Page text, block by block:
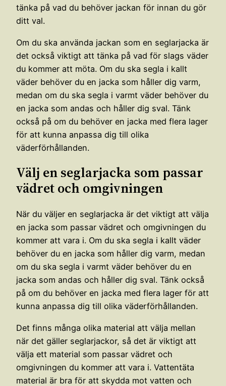
tänka på vad du behöver jackan för innan du gör
ditt val.
Om du ska använda jackan som en seglarjacka är
det också viktigt att tänka på vad för slags väder
du kommer att möta. Om du ska segla i kallt
väder behöver du en jacka som håller dig varm,
medan om du ska segla i varmt väder behöver du
en jacka som andas och håller dig sval. Tänk
också på om du behöver en jacka med flera lager
för att kunna anpassa dig till olika
väderförhållanden.
Välj en seglarjacka som passar
vädret och omgivningen
När du väljer en seglarjacka är det viktigt att välja
en jacka som passar vädret och omgivningen du
kommer att vara i. Om du ska segla i kallt väder
behöver du en jacka som håller dig varm, medan
om du ska segla i varmt väder behöver du en
jacka som andas och håller dig sval. Tänk också
på om du behöver en jacka med flera lager för att
kunna anpassa dig till olika väderförhållanden.
Det finns många olika material att välja mellan
när det gäller seglarjackor, så det är viktigt att
välja ett material som passar vädret och
omgivningen du kommer att vara i. Vattentäta
material är bra för att skydda mot vatten och